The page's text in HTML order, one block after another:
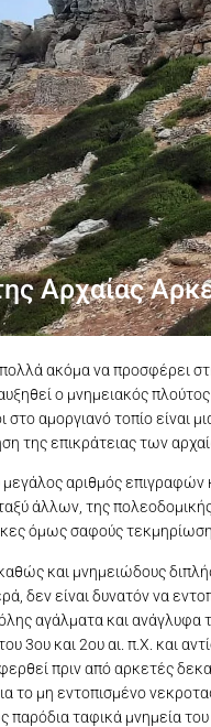
Αρχαίας
ακόμα να προσφέρει
ο μνημειακός
στο αμοργιανό τοπίο
της επικράτειας των
αριθμός
άλλων, της
όμως σαφούς
και μνημειώδους
δεν είναι δυνατόν να
αγάλματα και ανάγλυφα
3ου και 2ου αι. π.Χ. και
πριν από αρκετές
το μη εντοπισμένο
ταφικά μνημεία